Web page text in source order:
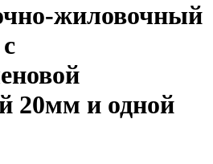
жиловочный
20мм и одной